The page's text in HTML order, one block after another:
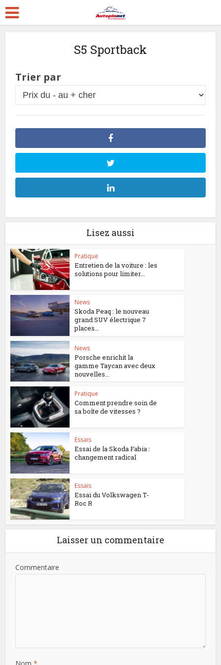
S5 Sportback
Trier par
Lisez aussi
Pratique
Entretien de la voiture : les
solutions pour limiter...
News
Skoda Peaq : le nouveau
grand SUV électrique 7
places...
News
Porsche enrichit la
gamme Taycan avec deux
nouvelles...
Pratique
Comment prendre soin de
sa boîte de vitesses ?
Essais
Essai de la Skoda Fabia :
changement radical
Essais
Essai du Volkswagen T-
Roc R
Laisser un commentaire
Commentaire
Nom*